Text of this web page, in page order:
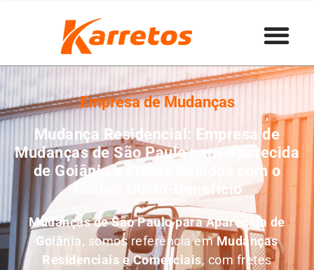
Empresa de Mudanças
Mudança Residencial: Empresa de
Mudanças de São Paulo para Aparecida
de Goiânia e Fretes Rápidos com o
Melhor Custo-Benefício
Mudanças de São Paulo para Aparecida de
Goiânia, somos referência emMudanças
Residenciais e Comerciais, com fretes